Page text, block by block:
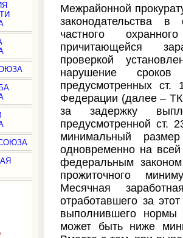
Межрайонной
законодательства
частного
причитающейся
проверкой
нарушение
предусмотренных ст.
Федерации (далее –
за задержку
предусмотренной
минимальный
одновременно на
федеральным
прожиточного
Месячная
отработавшего за
выполнившего нормы
может быть ниже